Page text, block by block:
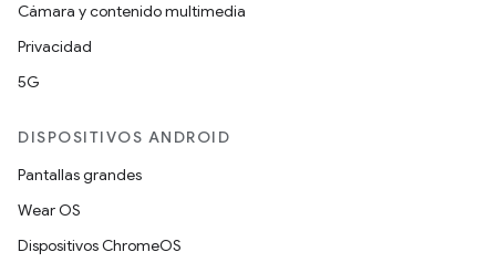
Cámara y contenido multimedia
Privacidad
5G
DISPOSITIVOS ANDROID
Pantallas grandes
Wear OS
Dispositivos ChromeOS